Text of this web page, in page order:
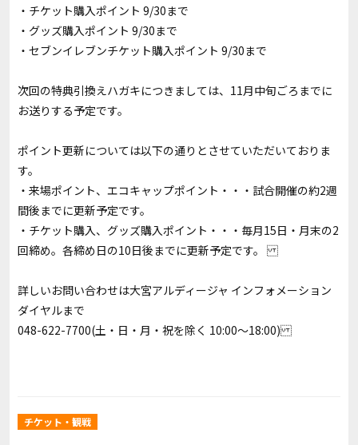
・チケット購入ポイント 9/30まで
・グッズ購入ポイント 9/30まで
・セブンイレブンチケット購入ポイント 9/30まで
次回の特典引換えハガキにつきましては、11月中旬ごろまでに
お送りする予定です。
ポイント更新については以下の通りとさせていただいておりま
す。
・来場ポイント、エコキャップポイント・・・試合開催の約2週
間後までに更新予定です。
・チケット購入、グッズ購入ポイント・・・毎月15日・月末の2
回締め。各締め日の10日後までに更新予定です。
詳しいお問い合わせは大宮アルディージャ インフォメーション
ダイヤルまで
048-622-7700(土・日・月・祝を除く 10:00～18:00)
チケット・観戦